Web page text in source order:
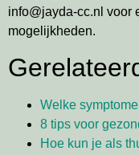
info@jayda-cc.nl voor
mogelijkheden.
Welke
8 tips voor
Hoe kun je als